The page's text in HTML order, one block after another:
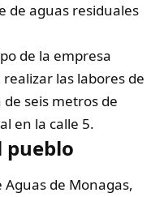
de aguas residuales
de la empresa
las labores de
seis metros de
en la calle 5.
pueblo
de Monagas,